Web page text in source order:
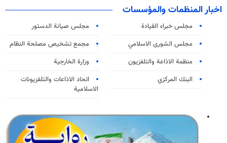
اخبار المنظمات والمؤسسات
مجلس خبراء القيادة
مجلس صيانة الدستور
مجلس الشورى الاسلامي
مجمع تشخيص مصلحة النظام
منظمة الاذاعة والتلفزیون
وزارة الخارجية
البنك المركزي
اتحاد الاذاعات والتلفزيونات
الاسلامية